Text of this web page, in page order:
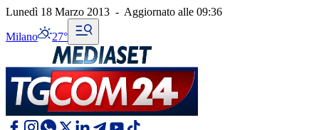
Lunedì 18 Marzo 2013 - Aggiornato alle 09:36
Milano 27°